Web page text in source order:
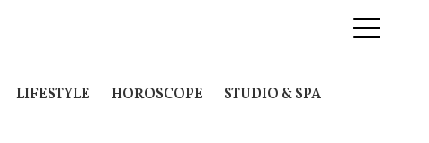
LIFESTYLE HOROSCOPE STUDIO & SPA